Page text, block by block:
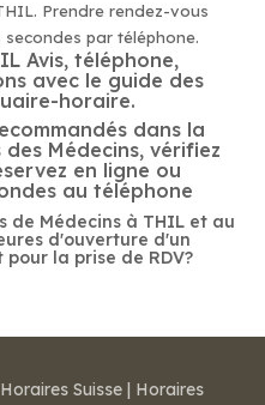
Prendre rendez-vous
par téléphone.
Avis, téléphone,
avec le guide des
horaire.
dans la
Médecins, vérifiez
en ligne ou
au téléphone
de Médecins à THIL et au
d'ouverture d'un
pour la prise de RDV?
Horaires Suisse | Horaires